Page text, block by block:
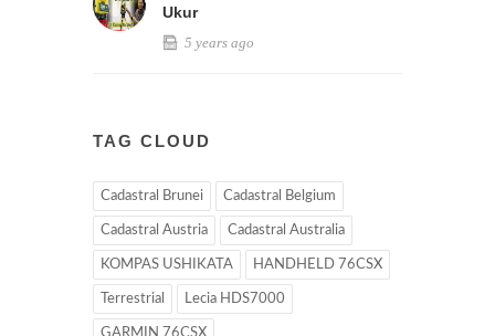
Ukur
5 years ago
TAG CLOUD
Cadastral Brunei Cadastral Belgium
Cadastral Austria Cadastral Australia
KOMPAS USHIKATA HANDHELD 76CSX
Terrestrial Lecia HDS7000
GARMIN 76CSX